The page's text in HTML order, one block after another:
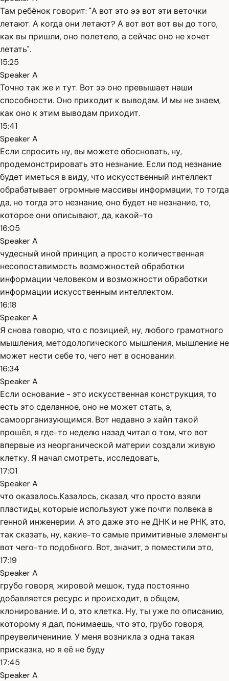
Там ребёнок говорит: "А вот это ээ вот эти веточки
летают. А когда они летают? А вот вот вот вы до того,
как вы пришли, оно полетело, а сейчас оно не хочет
летать".
15:25
Speaker A
Точно так же и тут. Вот ээ оно превышает наши
способности. Оно приходит к выводам. И мы не знаем,
как оно к этим выводам приходит.
15:41
Speaker A
Если спросить ну, вы можете обосновать, ну,
продемонстрировать это незнание. Если под незнание
будет иметься в виду, что искусственный интеллект
обрабатывает огромные массивы информации, то тогда
да, но тогда это незнание, оно будет не незнание, то,
которое они описывают, да, какой-то
16:05
Speaker A
чудесный иной принцип, а просто количественная
несопоставимость возможностей обработки
информации человеком и возможности обработки
информации искусственным интеллектом.
16:18
Speaker A
Я снова говорю, что с позицией, ну, любого грамотного
мышления, методологического мышления, мышление не
может нести себе то, чего нет в основании.
16:34
Speaker A
Если основание - это искусственная конструкция, то
есть это сделанное, оно не может стать, э,
самоорганизующимся. Вот недавно э хайп такой
прошёл, я где-то неделю назад читал о том, что вот
впервые из неорганической материи создали живую
клетку. Я начал смотреть, исследовать,
17:01
Speaker A
что оказалось.Казалось, сказал, что просто взяли
пластиды, которые используют уже почти полвека в
генной инженерии. А это даже это не ДНК и не РНК, это,
так сказать, ну, какие-то самые примитивные элементы
вот чего-то подобного. Вот, значит, э поместили это,
17:19
Speaker A
грубо говоря, жировой мешок, туда постоянно
добавляется ресурс и происходит, в общем,
клонирование. И о, это клетка. Ну, ты уже по описанию,
которому я дал, понимаешь, что это, грубо говоря,
преувеличениние. У меня возникла э одна такая
присказка, но я её не буду
17:45
Speaker A